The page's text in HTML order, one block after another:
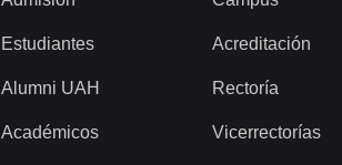
Estudiantes
Alumni UAH
Académicos
Acreditación
Rectoría
Vicerrectorías